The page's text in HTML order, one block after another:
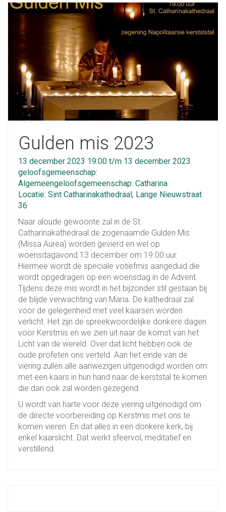
Gulden mis 2023
13 december 2023 19:00 t/m 13 december 2023
geloofsgemeenschap:
Algemeengeloofsgemeenschap: Catharina
Locatie: Sint Catharinakathedraal, Lange Nieuwstraat
36
Naar aloude gewoonte zal in de St.
Catharinakathedraal de zogenaamde Gulden Mis
(Missa Aurea) worden gevierd en wel op
woensdagavond 13 december om 19.00 uur.
Hiermee wordt de speciale votiefmis aangeduid die
wordt opgedragen op een woensdag in de Advent.
Tijdens deze mis wordt in het bijzonder stil gestaan bij
de blijde verwachting van Maria. De kathedraal zal
voor de gelegenheid met veel kaarsen worden
verlicht. Het zijn de spreekwoordelijke donkere dagen
voor Kerstmis en we zien uit naar de komst van het
Licht van de wereld. Over dat licht hebben ook de
oude profeten ons verteld. Aan het einde van de
viering zullen alle aanwezigen uitgenodigd worden om
met een kaars in hun hand naar de kerststal te komen
die dan ook zal worden gezegend.
U wordt van harte voor deze viering uitgenodigd om
de directe voorbereiding op Kerstmis met ons te
komen vieren. En dat alles in een donkere kerk, bij
enkel kaarslicht. Dat werkt sfeervol, meditatief en
verstillend.